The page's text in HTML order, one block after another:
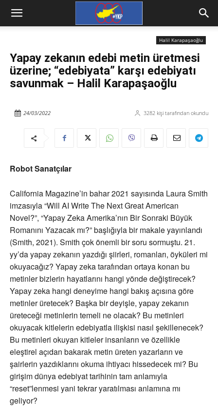
Halil Karapaşaoğlu
Yapay zekanın edebi metin üretmesi
üzerine; “edebiyata” karşı edebiyatı
savunmak – Halil Karapaşaoğlu
3282 kişi tarafından okundu
24/03/2022
Robot Sanatçılar
California Magazine’in bahar 2021 sayısında Laura Smith
imzasıyla “Will AI Write The Next Great American
Novel?”, “Yapay Zeka Amerika’nın Bir Sonraki Büyük
Romanını Yazacak mı?” başlığıyla bir makale yayınlandı
(Smith, 2021). Smith çok önemli bir soru sormuştu. 21.
yy’da yapay zekanın yazdığı şiirleri, romanları, öyküleri mi
okuyacağız? Yapay zeka tarafından ortaya konan bu
metinler bizlerin hayatlarını hangi yönde değiştirecek?
Yapay zeka hangi deneyime hangi bakış açısına göre
metinler üretecek? Başka bir deyişle, yapay zekanın
üreteceği metinlerin temeli ne olacak? Bu metinleri
okuyacak kitlelerin edebiyatla ilişkisi nasıl şekillenecek?
Bu metinleri okuyan kitleler insanların ve özellikle
eleştirel açıdan bakarak metin üreten yazarların ve
şairlerin yazdıklarını okuma ihtiyacı hissedecek mi? Bu
girişim dünya edebiyat tarihinin tam anlamıyla
“reset”lenmesi yani tekrar yaratılması anlamına mı
geliyor?